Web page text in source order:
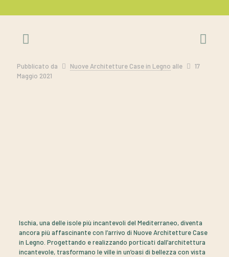
Pubblicato da Nuove Architetture Case in Legno alle
17
Maggio 2021
Ischia, una delle isole più incantevoli del Mediterraneo, diventa
ancora più affascinante con l’arrivo di Nuove Architetture Case
in Legno. Progettando e realizzando porticati dall’architettura
incantevole, trasformano le ville in un’oasi di bellezza con vista